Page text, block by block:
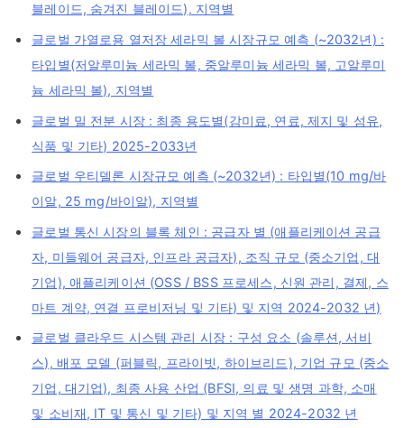
블레이드, 숨겨진 블레이드), 지역별
글로벌 가열로용 열저장 세라믹 볼 시장규모 예측 (~2032년) :
타입별(저알루미늄 세라믹 볼, 중알루미늄 세라믹 볼, 고알루미
늄 세라믹 볼), 지역별
글로벌 밀 전분 시장 : 최종 용도별(감미료, 연료, 제지 및 섬유,
식품 및 기타) 2025-2033년
글로벌 우티델론 시장규모 예측 (~2032년) : 타입별(10 mg/바
이알, 25 mg/바이알), 지역별
글로벌 통신 시장의 블록 체인 : 공급자 별 (애플리케이션 공급
자, 미들웨어 공급자, 인프라 공급자), 조직 규모 (중소기업, 대
기업), 애플리케이션 (OSS / BSS 프로세스, 신원 관리, 결제, 스
마트 계약, 연결 프로비저닝 및 기타) 및 지역 2024-2032 년)
글로벌 클라우드 시스템 관리 시장 : 구성 요소 (솔루션, 서비
스), 배포 모델 (퍼블릭, 프라이빗, 하이브리드), 기업 규모 (중소
기업, 대기업), 최종 사용 산업 (BFSI, 의료 및 생명 과학, 소매
및 소비재, IT 및 통신 및 기타) 및 지역 별 2024-2032 년